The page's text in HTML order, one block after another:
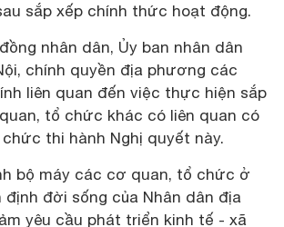
sắp xếp chính thức hoạt động.
nhân dân, Ủy ban nhân dân
chính quyền địa phương các
liên quan đến việc thực hiện sắp
tổ chức khác có liên quan có
thi hành Nghị quyết này.
bộ máy các cơ quan, tổ chức ở
định đời sống của Nhân dân địa
yêu cầu phát triển kinh tế - xã